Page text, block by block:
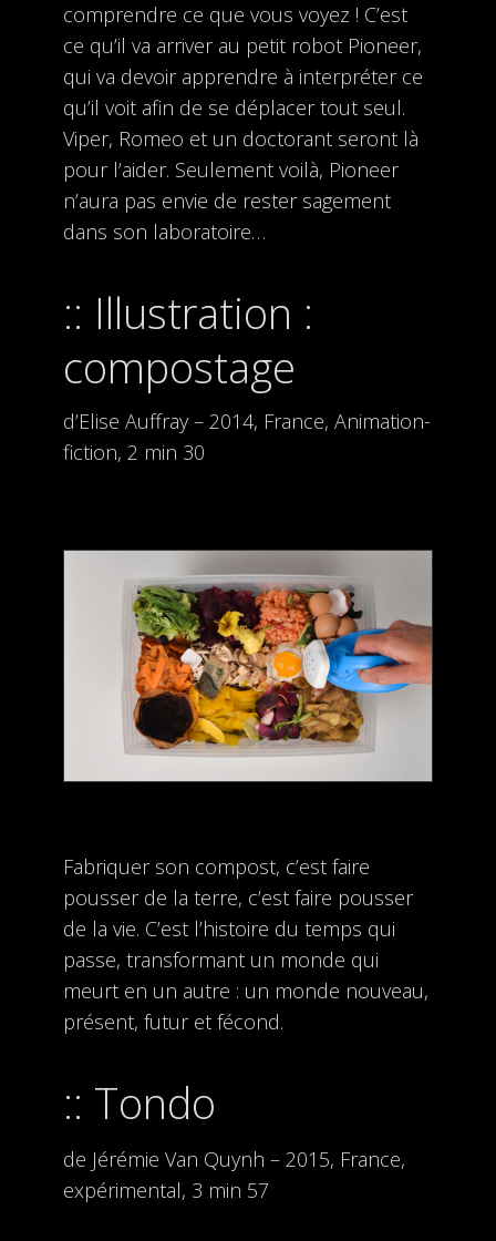
comprendre ce que vous voyez ! C’est
ce qu’il va arriver au petit robot Pioneer,
qui va devoir apprendre à interpréter ce
qu’il voit afin de se déplacer tout seul.
Viper, Romeo et un doctorant seront là
pour l’aider. Seulement voilà, Pioneer
n’aura pas envie de rester sagement
dans son laboratoire…
Illustration :
compostage
d’Elise Auffray – 2014, France, Animation-
fiction, 2 min 30
Fabriquer son compost, c’est faire
pousser de la terre, c’est faire pousser
de la vie. C’est l’histoire du temps qui
passe, transformant un monde qui
meurt en un autre : un monde nouveau,
présent, futur et fécond.
Tondo
de Jérémie Van Quynh – 2015, France,
expérimental, 3 min 57